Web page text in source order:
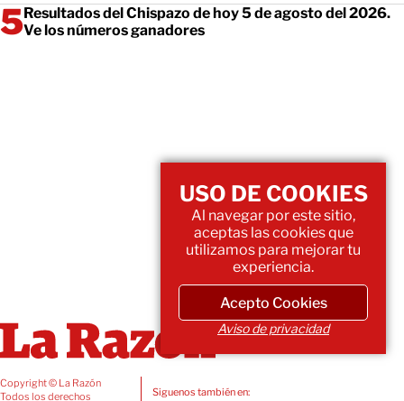
Resultados del Chispazo de hoy 5 de agosto del 2026.
Ve los números ganadores
Copyright © La Razón
Todos los derechos
Siguenos también en:
USO DE COOKIES
Al navegar por este sitio,
aceptas las cookies que
utilizamos para mejorar tu
experiencia.
Acepto Cookies
Aviso de privacidad